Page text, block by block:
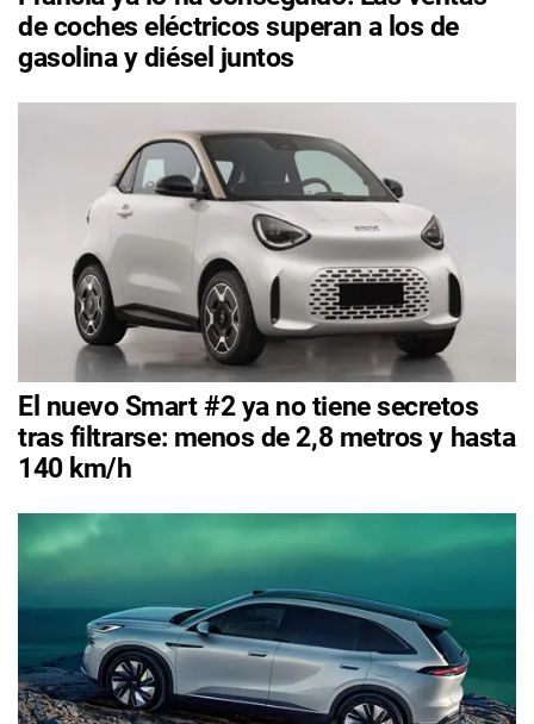
de coches eléctricos superan a los de
gasolina y diésel juntos
El nuevo Smart #2 ya no tiene secretos
tras filtrarse: menos de 2,8 metros y hasta
140 km/h